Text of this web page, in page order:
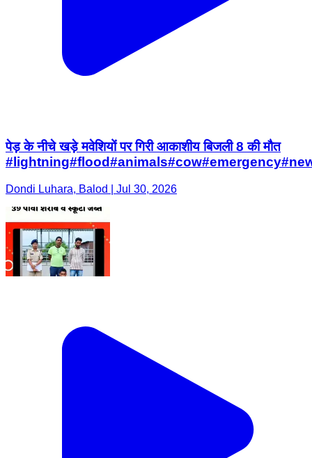
पेड़ के नीचे खड़े मवेशियों पर गिरी आकाशीय बिजली 8 की मौत
Dondi Luhara, Balod | Jul 30, 2026